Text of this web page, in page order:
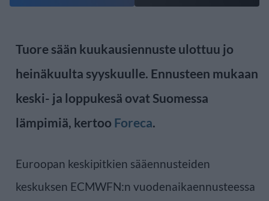
Tuore sään kuukausiennuste ulottuu jo
heinäkuulta syyskuulle. Ennusteen mukaan
keski- ja loppukesä ovat Suomessa
lämpimiä, kertoo Foreca.
Euroopan keskipitkien sääennusteiden
keskuksen ECMWFN:n vuodenaikaennusteessa